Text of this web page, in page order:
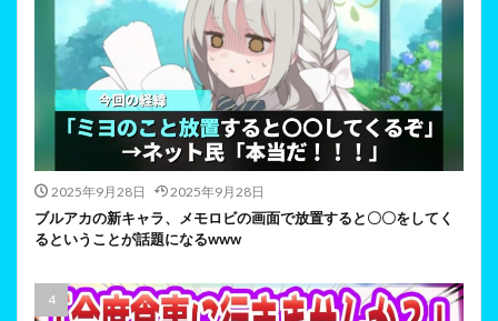
2025年9月28日 2025年9月28日
ブルアカの新キャラ、メモロビの画面で放置すると〇〇をしてく
るということが話題になるwww